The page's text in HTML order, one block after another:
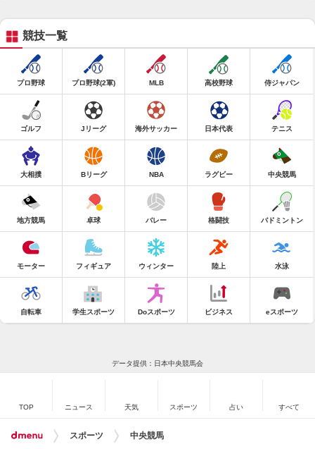
競技一覧
プロ野球 プロ野球(2軍) MLB 高校野球 侍ジャパン
ゴルフ Jリーグ 海外サッカー 日本代表 テニス
大相撲 Bリーグ NBA ラグビー 中央競馬
地方競馬 卓球 バレー 格闘技 バドミントン
モーター フィギュア ウィンター 陸上 水泳
自転車 学生スポーツ Doスポーツ ビジネス eスポーツ
データ提供：日本中央競馬会
TOP ニュース 天気 スポーツ 占い すべて
スポーツ 中央競馬